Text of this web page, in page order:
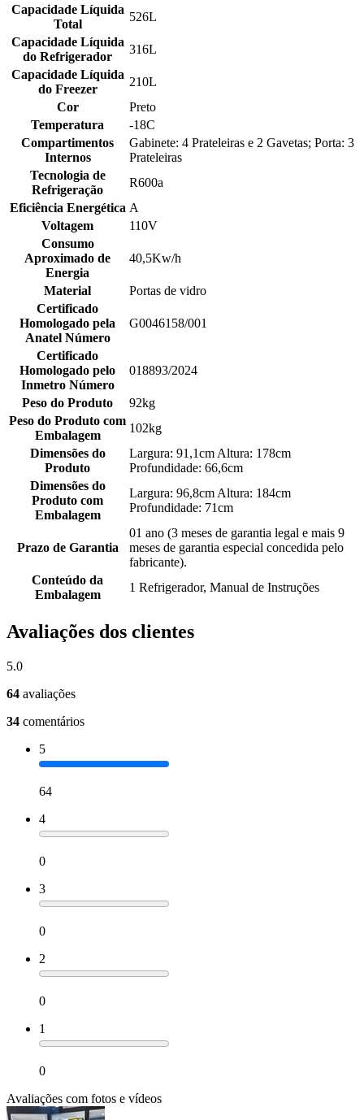
Capacidade Líquida
Total
526L
Capacidade Líquida
do Refrigerador
316L
Capacidade Líquida
do Freezer
210L
Cor
Preto
Temperatura
-18C
Compartimentos
Internos
Gabinete: 4 Prateleiras e 2 Gavetas; Porta: 3
Prateleiras
Tecnologia de
Refrigeração
R600a
Eficiência Energética A
Voltagem
110V
Consumo
Aproximado de
Energia
40,5Kw/h
Material
Portas de vidro
Certificado
Homologado pela
Anatel Número
G0046158/001
Certificado
Homologado pelo
Inmetro Número
018893/2024
Peso do Produto
92kg
Peso do Produto com
Embalagem
102kg
Dimensões do
Produto
Largura: 91,1cm Altura: 178cm
Profundidade: 66,6cm
Dimensões do
Produto com
Embalagem
Largura: 96,8cm Altura: 184cm
Profundidade: 71cm
Prazo de Garantia
01 ano (3 meses de garantia legal e mais 9
meses de garantia especial concedida pelo
fabricante).
Conteúdo da
Embalagem
1 Refrigerador, Manual de Instruções
Avaliações dos clientes
5.0
64 avaliações
34 comentários
5
64
4
0
3
0
2
0
1
0
Avaliações com fotos e vídeos